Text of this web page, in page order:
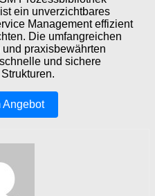
ein unverzichtbares
Management effizient
Die umfangreichen
praxisbewährten
und sichere
Angebot